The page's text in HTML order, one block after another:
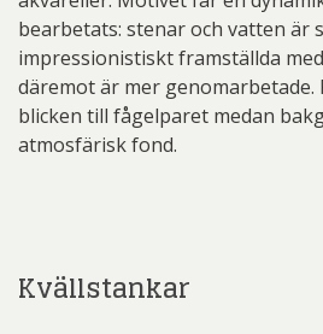
bearbetats: stenar och vatten är
impressionistiskt framställda
däremot är mer genomarbetade.
blicken till fågelparet medan
atmosfärisk fond.
Kvällstankar